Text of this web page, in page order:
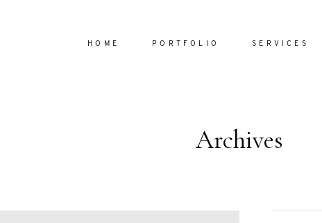
HOME PORTFOLIO SERVICES
Archives